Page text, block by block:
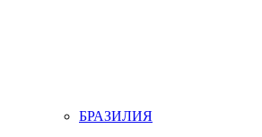
БРАЗИЛИЯ